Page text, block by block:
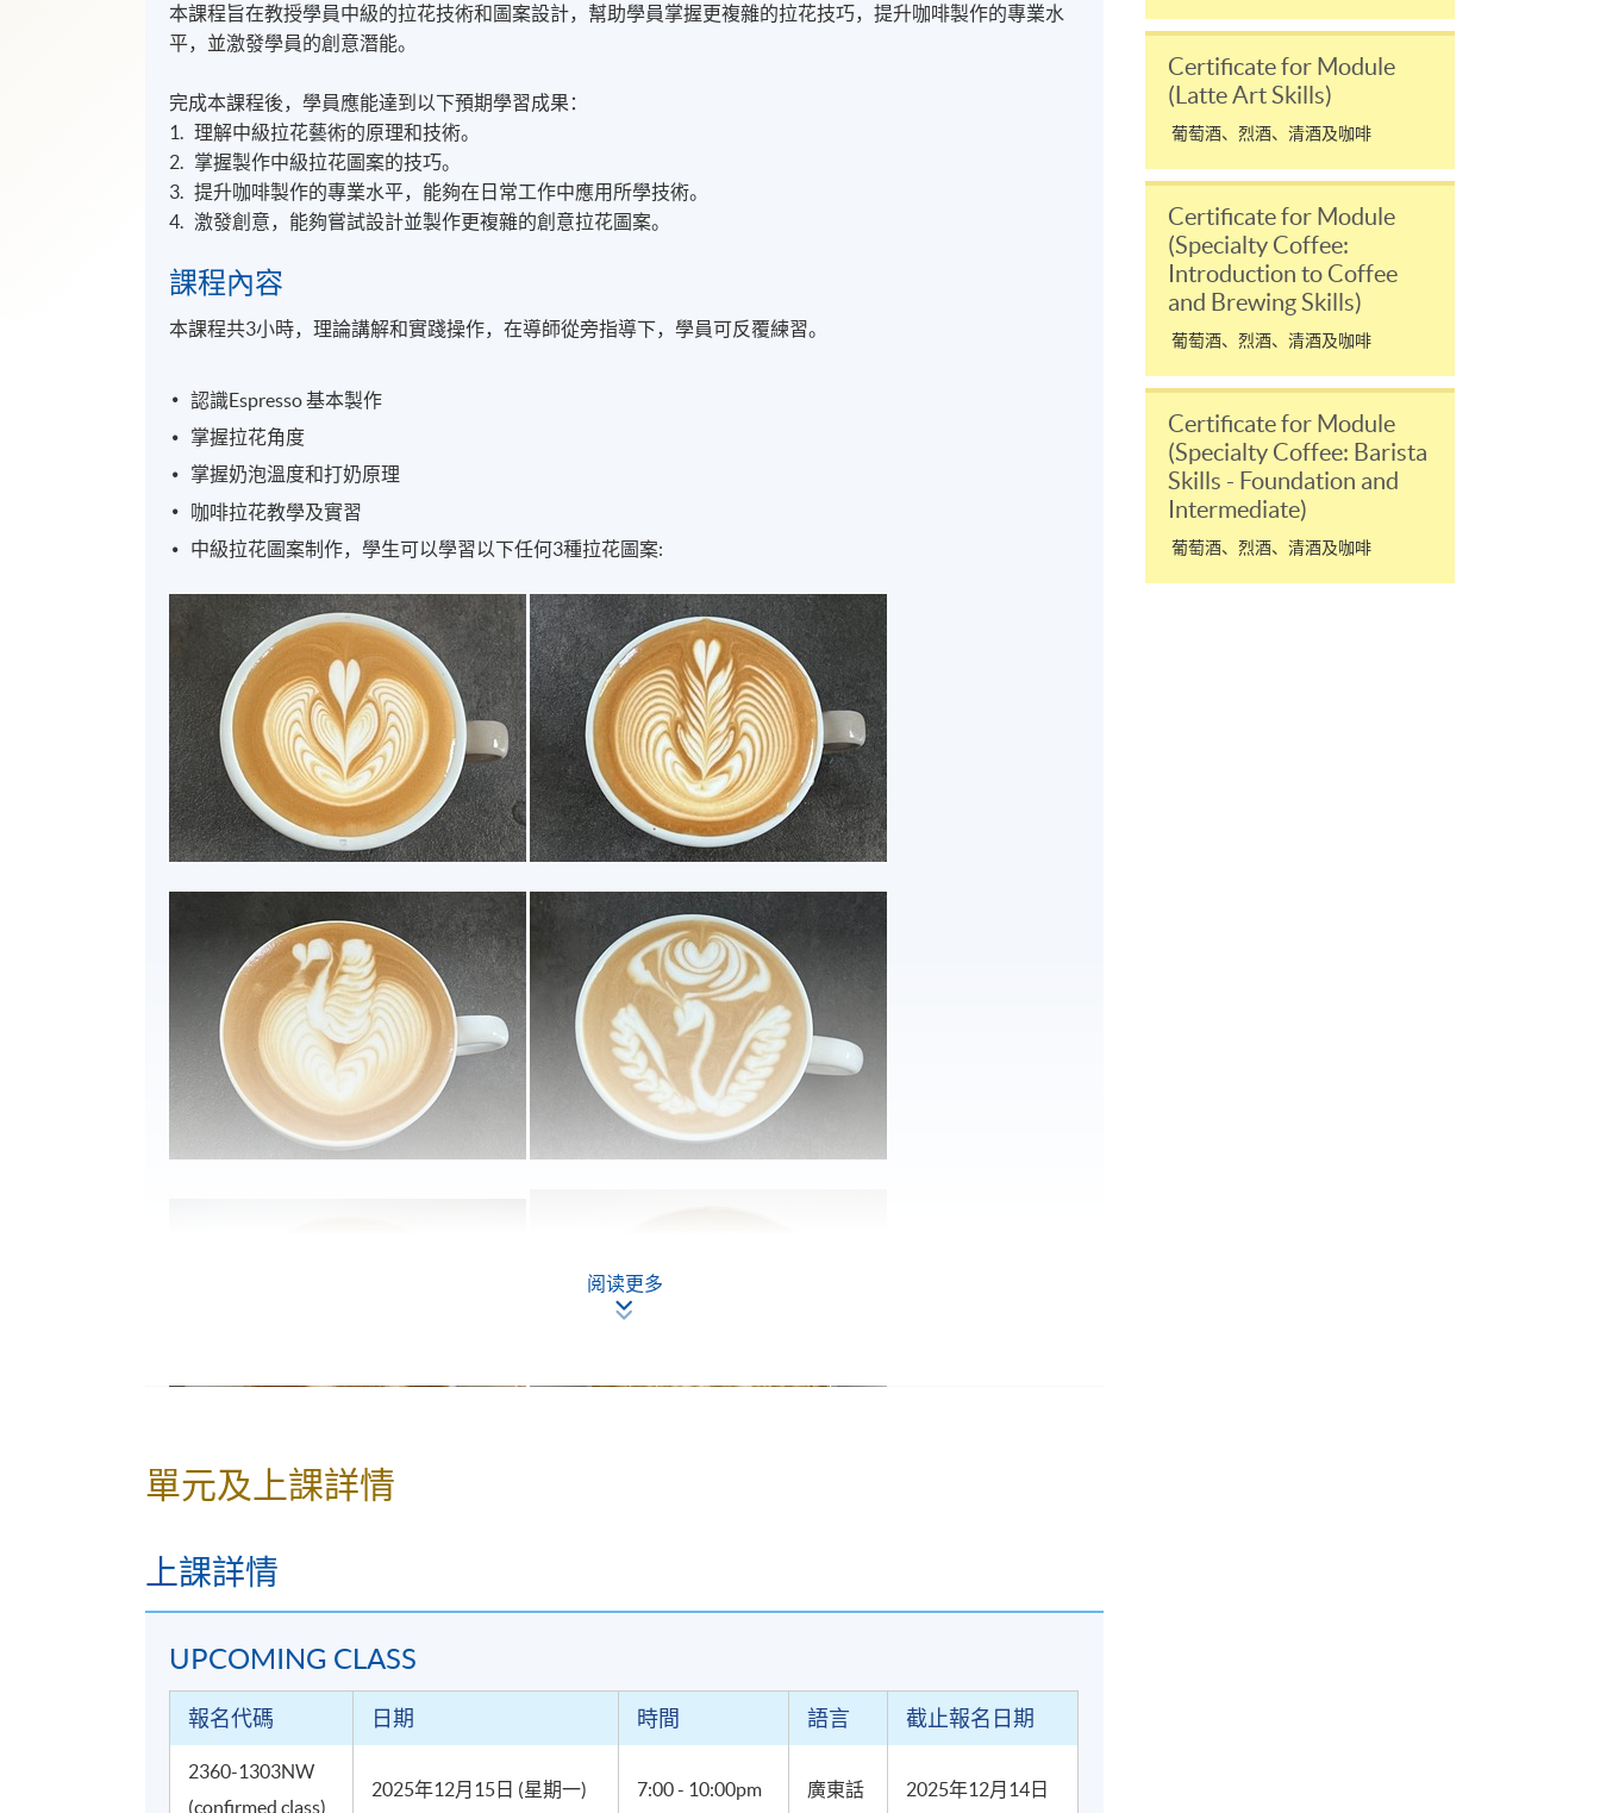
本課程旨在教授學員中級的拉花技術和圖案設計，幫助學員掌握更複雜的拉花技巧，提升咖啡製作的專業水
平，並激發學員的創意潛能。
完成本課程後，學員應能達到以下預期學習成果：
1. 理解中級拉花藝術的原理和技術。
2. 掌握製作中級拉花圖案的技巧。
3. 提升咖啡製作的專業水平，能夠在日常工作中應用所學技術。
4. 激發創意，能夠嘗試設計並製作更複雜的創意拉花圖案。
課程內容
本課程共3小時，理論講解和實踐操作，在導師從旁指導下，學員可反覆練習。
認識Espresso 基本製作
掌握拉花角度
掌握奶泡溫度和打奶原理
咖啡拉花教學及實習
中級拉花圖案制作，學生可以學習以下任何3種拉花圖案:
阅读更多
單元及上課詳情
上課詳情
UPCOMING CLASS
報名代碼 日期 時間 語言 截止報名日期
2360-1303NW
(confirmed class)
2025年12月15日 (星期一) 7:00 - 10:00pm 廣東話 2025年12月14日
Certificate for Module
(Latte Art Skills)
葡萄酒、烈酒、清酒及咖啡
Certificate for Module
(Specialty Coffee:
Introduction to Coffee
and Brewing Skills)
葡萄酒、烈酒、清酒及咖啡
Certificate for Module
(Specialty Coffee: Barista
Skills - Foundation and
Intermediate)
葡萄酒、烈酒、清酒及咖啡